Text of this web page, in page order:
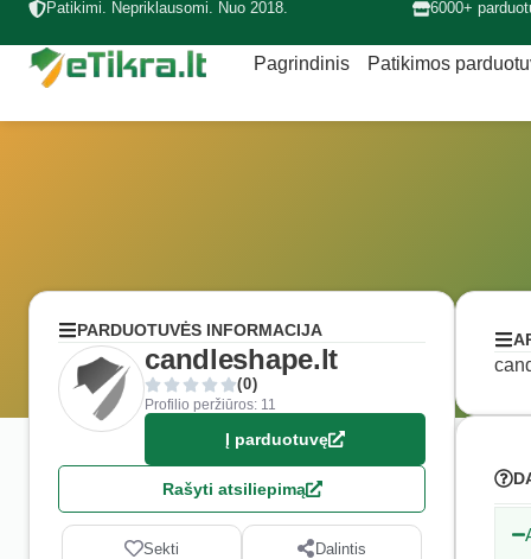
Patikimi. Nepriklausomi. Nuo 2018. 6000+
Pagrindinis Patikimos
PARDUOTUVĖS INFORMACIJA
candleshape.lt
(0)
Profilio peržiūros: 11
Į parduotuvę
Rašyti atsiliepimą
Sekti Dalintis